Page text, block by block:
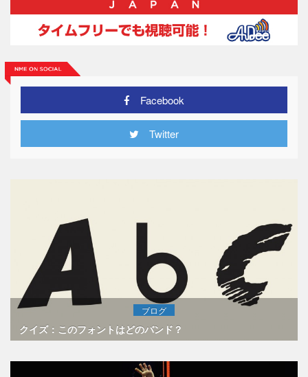
Facebook
Twitter
ブログ
クイズ：このフォントはどのバンド？